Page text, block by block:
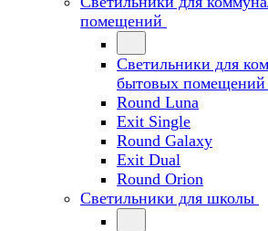
помещений
Светильники для
бытовых помещений
Round Luna
Exit Single
Round Galaxy
Exit Dual
Round Orion
Светильники для школы